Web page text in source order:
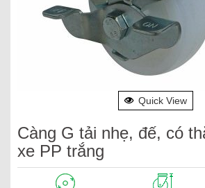
Quick View
Càng G tải nhẹ, đế, có
xe PP trắng